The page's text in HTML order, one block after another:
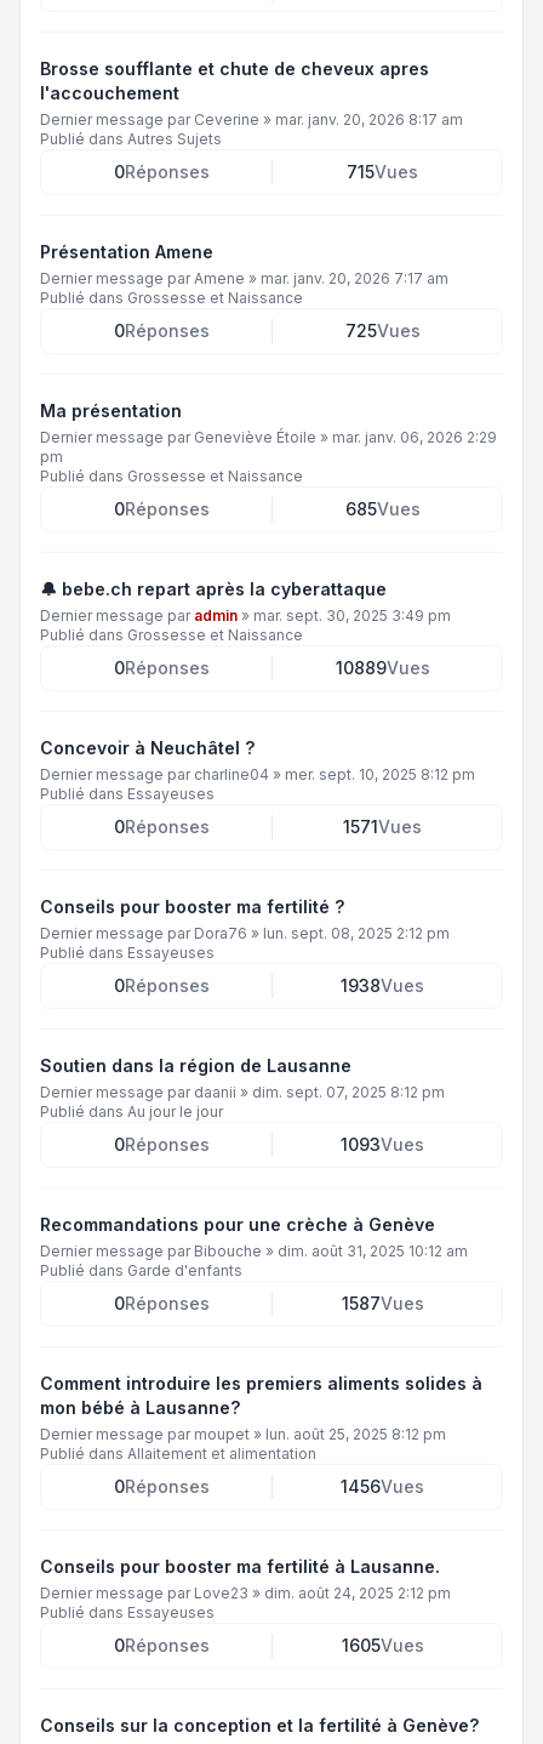
Brosse soufflante et chute de cheveux apres
l'accouchement
Dernier message par Ceverine » mar. janv. 20, 2026 8:17 am
Publié dans Autres Sujets
0Réponses 715Vues
Présentation Amene
Dernier message parAmene » mar. janv. 20, 2026 7:17 am
Publié dans Grossesse et Naissance
0Réponses 725Vues
Ma présentation
Dernier message par Geneviève Étoile » mar. janv. 06, 2026 2:29
pm
Publié dans Grossesse et Naissance
0Réponses 685Vues
🔔 bebe.ch repart après la cyberattaque
Dernier message par admin » mar. sept. 30, 2025 3:49 pm
Publié dans Grossesse et Naissance
0Réponses 10889Vues
Concevoir à Neuchâtel ?
Dernier message par charline04 » mer. sept. 10, 2025 8:12 pm
Publié dans Essayeuses
0Réponses 1571Vues
Conseils pour booster ma fertilité ?
Dernier message par Dora76 » lun. sept. 08, 2025 2:12 pm
Publié dans Essayeuses
0Réponses 1938Vues
Soutien dans la région de Lausanne
Dernier message par daanii » dim. sept. 07, 2025 8:12 pm
Publié dans Au jour le jour
0Réponses 1093Vues
Recommandations pour une crèche à Genève
Dernier message par Bibouche » dim. août 31, 2025 10:12 am
Publié dans Garde d'enfants
0Réponses 1587Vues
Comment introduire les premiers aliments solides à
mon bébé à Lausanne?
Dernier message par moupet » lun. août 25, 2025 8:12 pm
Publié dans Allaitement et alimentation
0Réponses 1456Vues
Conseils pour booster ma fertilité à Lausanne.
Dernier message par Love23 » dim. août 24, 2025 2:12 pm
Publié dans Essayeuses
0Réponses 1605Vues
Conseils sur la conception et la fertilité à Genève?